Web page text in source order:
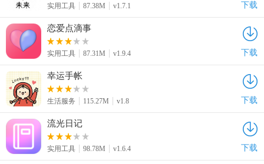
实用工具 87.38M v1.7.1 下载
恋爱点滴事
实用工具 87.31M v1.9.4 下载
幸运手帐
生活服务 115.27M v1.8 下载
流光日记
实用工具 98.78M v1.6.4 下载